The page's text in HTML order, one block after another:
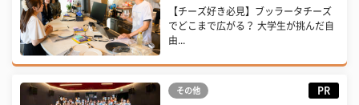
【チーズ好き必見】ブッラータチーズ
でどこまで広がる？ 大学生が挑んだ自
由...
その他 PR